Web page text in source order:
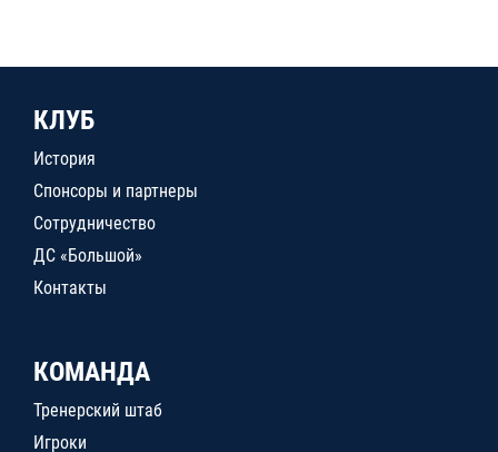
КЛУБ
История
Спонсоры и партнеры
Сотрудничество
ДС «Большой»
Контакты
КОМАНДА
Тренерский штаб
Игроки